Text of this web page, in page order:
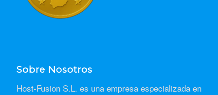
Sobre Nosotros
Host-Fusion S.L. es una empresa especializada en